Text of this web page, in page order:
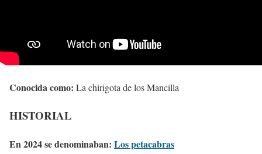
Conocida como: La chirigota de los Mancilla
HISTORIAL
En 2024 se denominaban: Los petacabras